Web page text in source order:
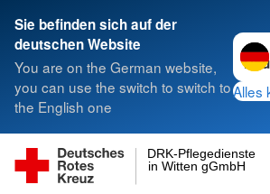
Sie befinden sich auf der
deutschen Website
You are on the German website,
you can use the switch to switch to
the English one
Alles
in Witten gGmbH
DRK-Pflegedienste